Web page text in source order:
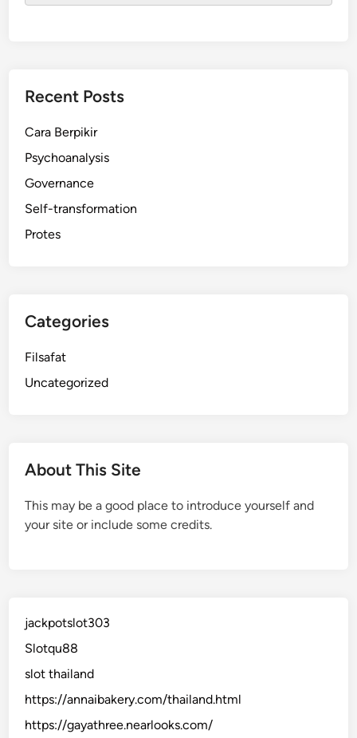
Recent Posts
Cara Berpikir
Psychoanalysis
Governance
Self-transformation
Protes
Categories
Filsafat
Uncategorized
About This Site
This may be a good place to introduce yourself and
your site or include some credits.
jackpotslot303
Slotqu88
slot thailand
https://annaibakery.com/thailand.html
https://gayathree.nearlooks.com/